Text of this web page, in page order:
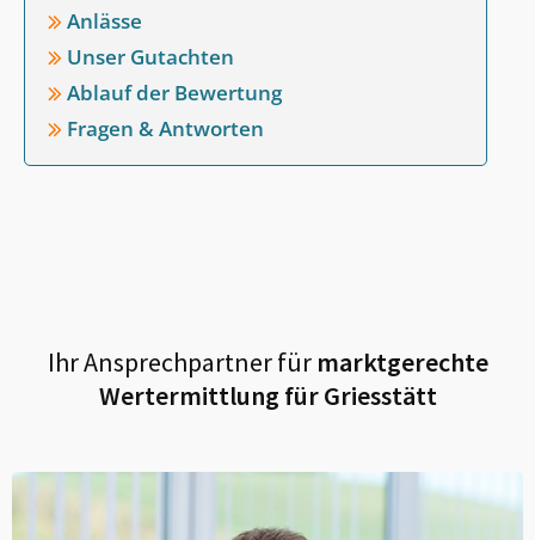
Anlässe
Unser Gutachten
Ablauf der Bewertung
Fragen & Antworten
Ihr Ansprechpartner fürmarktgerechte
Wertermittlung fürGriesstätt